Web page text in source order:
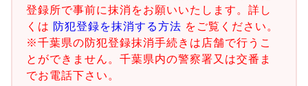
登録所で事前に抹消をお願いいたします。詳し
くは 防犯登録を抹消する方法 をご覧ください。
※千葉県の防犯登録抹消手続きは店舗で行うこ
とができません。千葉県内の警察署又は交番ま
でお電話下さい。